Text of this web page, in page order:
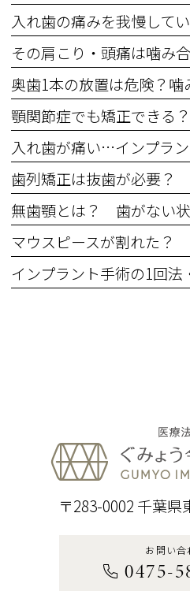
〒283-0002 千葉
お問い合
0475-